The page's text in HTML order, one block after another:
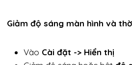
Giảm độ sáng màn hình và
Vào Cài đặt -> Hiển thị